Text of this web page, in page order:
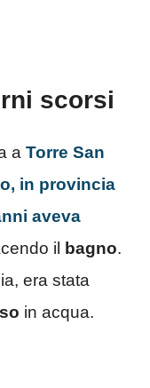
scorsi
a Torre San
in provincia
aveva
il bagno.
era stata
in acqua.